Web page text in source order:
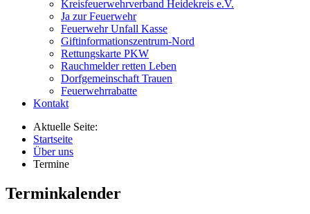
Kreisfeuerwehrverband Heidekreis e.V.
Ja zur Feuerwehr
Feuerwehr Unfall Kasse
Giftinformationszentrum-Nord
Rettungskarte PKW
Rauchmelder retten Leben
Dorfgemeinschaft Trauen
Feuerwehrrabatte
Kontakt
Aktuelle Seite:
Startseite
Über uns
Termine
Terminkalender